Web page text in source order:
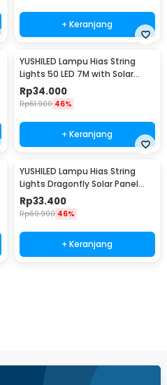
+ Keranjang
YUSHILED Lampu Hias String
Lights 50 LED 7M with Solar
Panel - M072
Rp34.000
Rp61.900 46%
+ Keranjang
YUSHILED Lampu Hias String
Lights Dragonfly Solar Panel
IP65 8 Modes 20 LED - M088
Rp33.400
Rp60.900 46%
+ Keranjang